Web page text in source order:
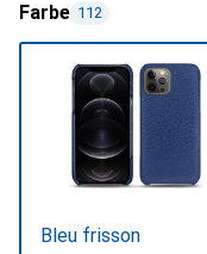
Farbe 112
Bleu frisson